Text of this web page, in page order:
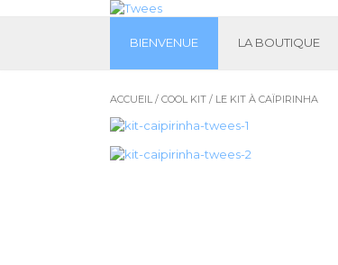
BIENVENUE LA BOUTIQUE
ACCUEIL / COOL KIT / LE KIT À CAÏPIRINHA